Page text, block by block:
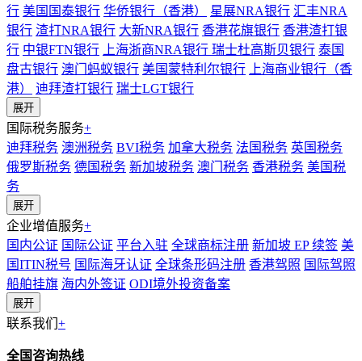
行 美国国泰银行 华侨银行（香港） 星展NRA银行 汇丰NRA
银行 渣打NRA银行 大新NRA银行 香港花旗银行 香港渣打银
行 中银FTN银行 上海浙商NRA银行 瑞士杜高斯贝银行 泰国
盘古银行 澳门蚂蚁银行 美国蒙特利尔银行
上海商业银行（香
港）
迪拜渣打银行 瑞士LGT银行
展开
国际税务服务+
迪拜税务 澳洲税务 BVI税务 加拿大税务 法国税务 英国税务
俄罗斯税务 德国税务 新加坡税务 澳门税务 香港税务 美国税
务
展开
企业增值服务+
国内公证 国际公证 平台入驻 全球商标注册 新加坡 EP 续签 美
国ITIN税号 国际海牙认证 全球条形码注册 香港驾照 国际驾照
船舶挂旗 海内外签证 ODI境外投资备案
展开
联系我们 +
全国咨询热线